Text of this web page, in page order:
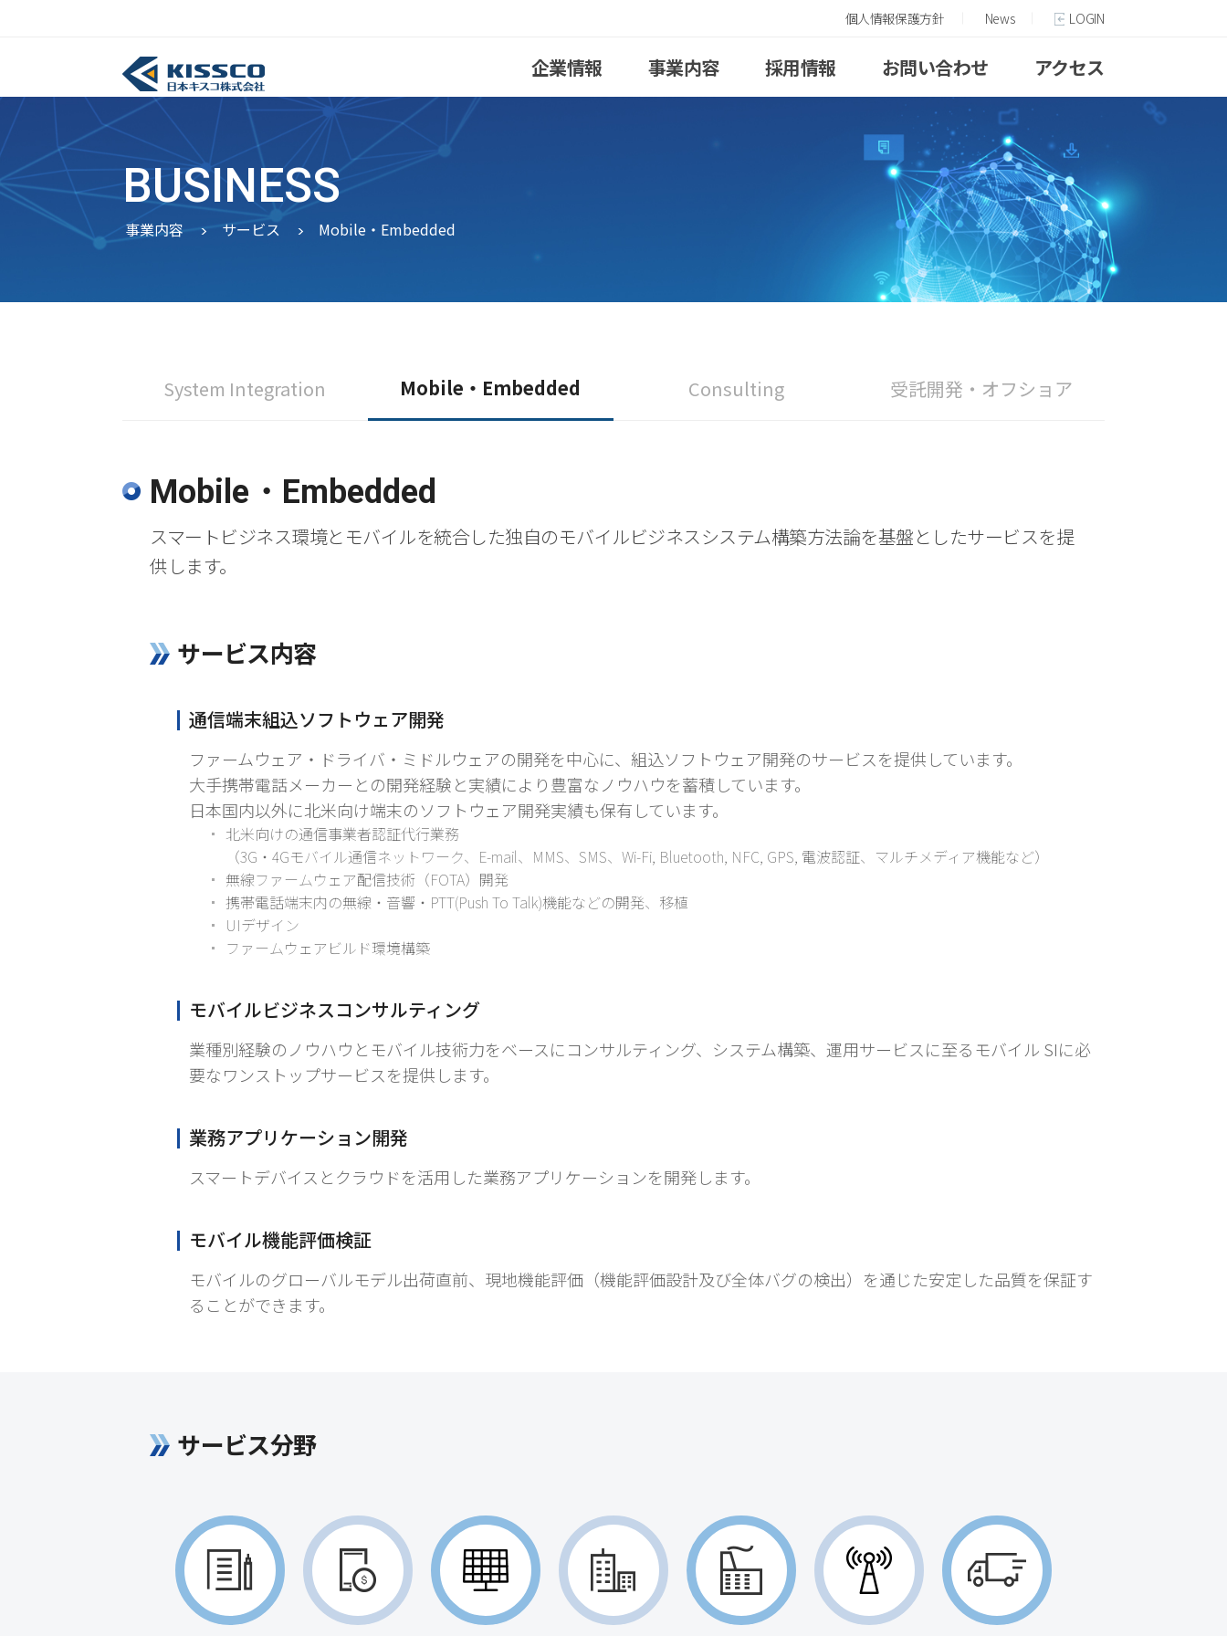
個人情報保護方針 News LOGIN
企業情報 事業内容 採用情報 お問い合わせ アクセス
BUSINESS
事業内容 サービス Mobile・Embedded
System Integration Mobile・Embedded Consulting 受託開発・オフショア
Mobile・Embedded
スマートビジネス環境とモバイルを統合した独自のモバイルビジネスシステム構築方法論を基盤としたサービスを提
供します。
サービス内容
通信端末組込ソフトウェア開発
ファームウェア・ドライバ・ミドルウェアの開発を中心に、組込ソフトウェア開発のサービスを提供しています。
大手携帯電話メーカーとの開発経験と実績により豊富なノウハウを蓄積しています。
日本国内以外に北米向け端末のソフトウェア開発実績も保有しています。
北米向けの通信事業者認証代行業務
（3G・4Gモバイル通信ネットワーク、E-mail、MMS、SMS、Wi-Fi, Bluetooth, NFC, GPS, 電波認証、マルチメディア機能など）
無線ファームウェア配信技術（FOTA）開発
携帯電話端末内の無線・音響・PTT(Push To Talk)機能などの開発、移植
UIデザイン
ファームウェアビルド環境構築
モバイルビジネスコンサルティング
業種別経験のノウハウとモバイル技術力をベースにコンサルティング、システム構築、運用サービスに至るモバイル SIに必
要なワンストップサービスを提供します。
業務アプリケーション開発
スマートデバイスとクラウドを活用した業務アプリケーションを開発します。
モバイル機能評価検証
モバイルのグローバルモデル出荷直前、現地機能評価（機能評価設計及び全体バグの検出）を通じた安定した品質を保証す
ることができます。
サービス分野